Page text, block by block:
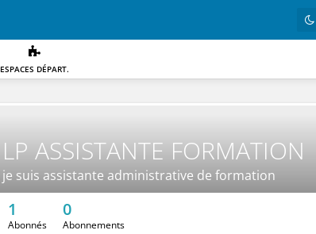
ESPACES DÉPART.
LP ASSISTANTE FORMATION
je suis assistante administrative de formation
1
Abonnés
0
Abonnements